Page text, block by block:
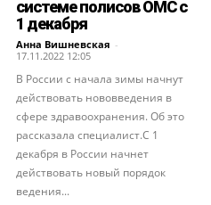
системе полисов ОМС с
1 декабря
Анна Вишневская -
17.11.2022 12:05
В России с начала зимы начнут
действовать нововведения в
сфере здравоохранения. Об это
рассказала специалист.С 1
декабря в России начнет
действовать новый порядок
ведения...